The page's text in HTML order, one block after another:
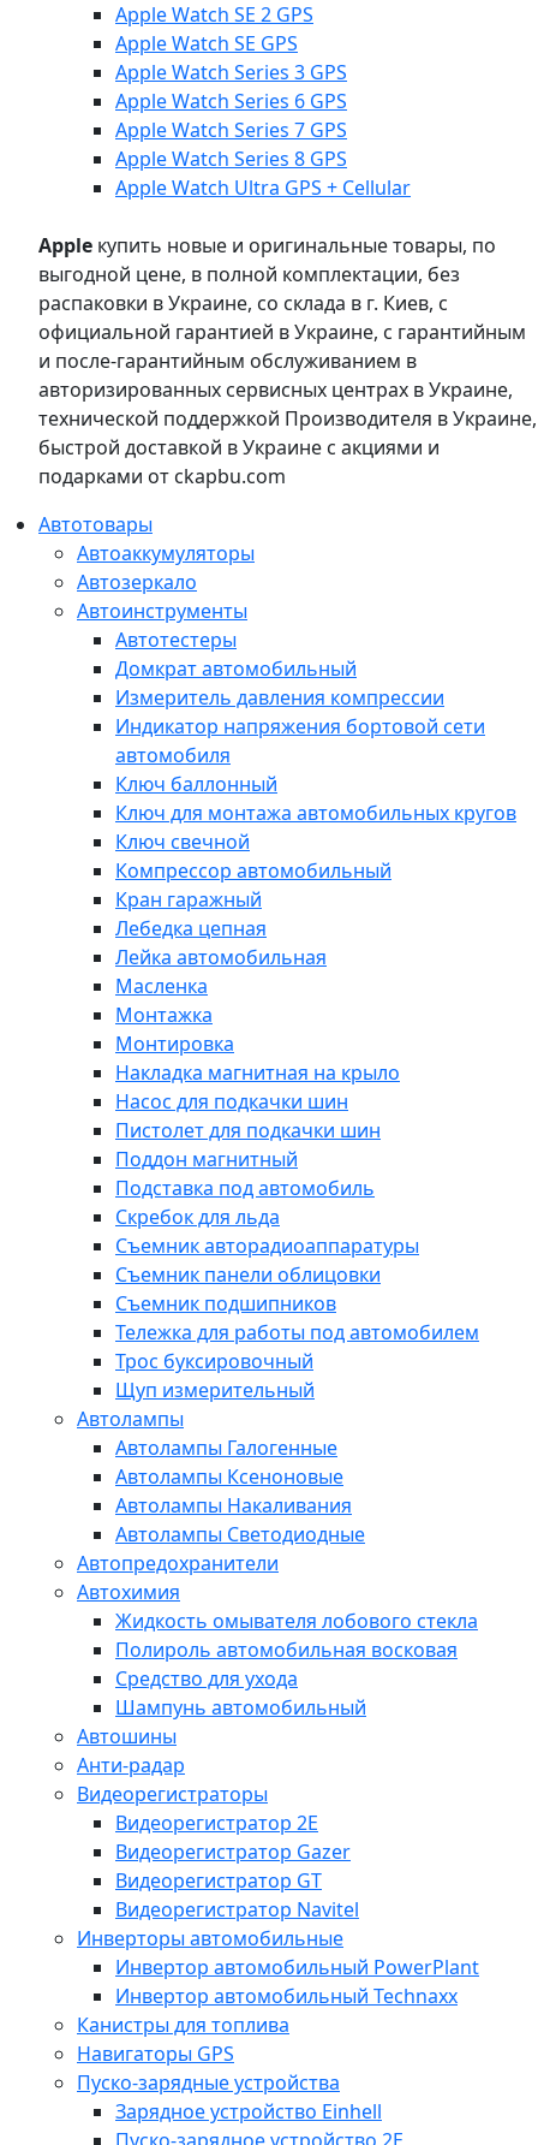
Apple Watch SE 2 GPS
Apple Watch SE GPS
Apple Watch Series 3 GPS
Apple Watch Series 6 GPS
Apple Watch Series 7 GPS
Apple Watch Series 8 GPS
Apple Watch Ultra GPS + Cellular
Apple купить новые и оригинальные товары, по
выгодной цене, в полной комплектации, без
распаковки в Украине, со склада в г. Киев, с
официальной гарантией в Украине, с гарантийным
и после-гарантийным обслуживанием в
авторизированных сервисных центрах в Украине,
технической поддержкой Производителя в Украине,
быстрой доставкой в Украине с акциями и
подарками от ckapbu.com
Автотовары
Автоаккумуляторы
Автозеркало
Автоинструменты
Автотестеры
Домкрат автомобильный
Измеритель давления компрессии
Индикатор напряжения бортовой сети
автомобиля
Ключ баллонный
Ключ для монтажа автомобильных кругов
Ключ свечной
Компрессор автомобильный
Кран гаражный
Лебедка цепная
Лейка автомобильная
Масленка
Монтажка
Монтировка
Накладка магнитная на крыло
Насос для подкачки шин
Пистолет для подкачки шин
Поддон магнитный
Подставка под автомобиль
Скребок для льда
Съемник авторадиоаппаратуры
Съемник панели облицовки
Съемник подшипников
Тележка для работы под автомобилем
Трос буксировочный
Щуп измерительный
Автолампы
Автолампы Галогенные
Автолампы Ксеноновые
Автолампы Накаливания
Автолампы Светодиодные
Автопредохранители
Автохимия
Жидкость омывателя лобового стекла
Полироль автомобильная восковая
Средство для ухода
Шампунь автомобильный
Автошины
Анти-радар
Видеорегистраторы
Видеорегистратор 2E
Видеорегистратор Gazer
Видеорегистратор GT
Видеорегистратор Navitel
Инверторы автомобильные
Инвертор автомобильный PowerPlant
Инвертор автомобильный Technaxx
Канистры для топлива
Навигаторы GPS
Пуско-зарядные устройства
Зарядное устройство Einhell